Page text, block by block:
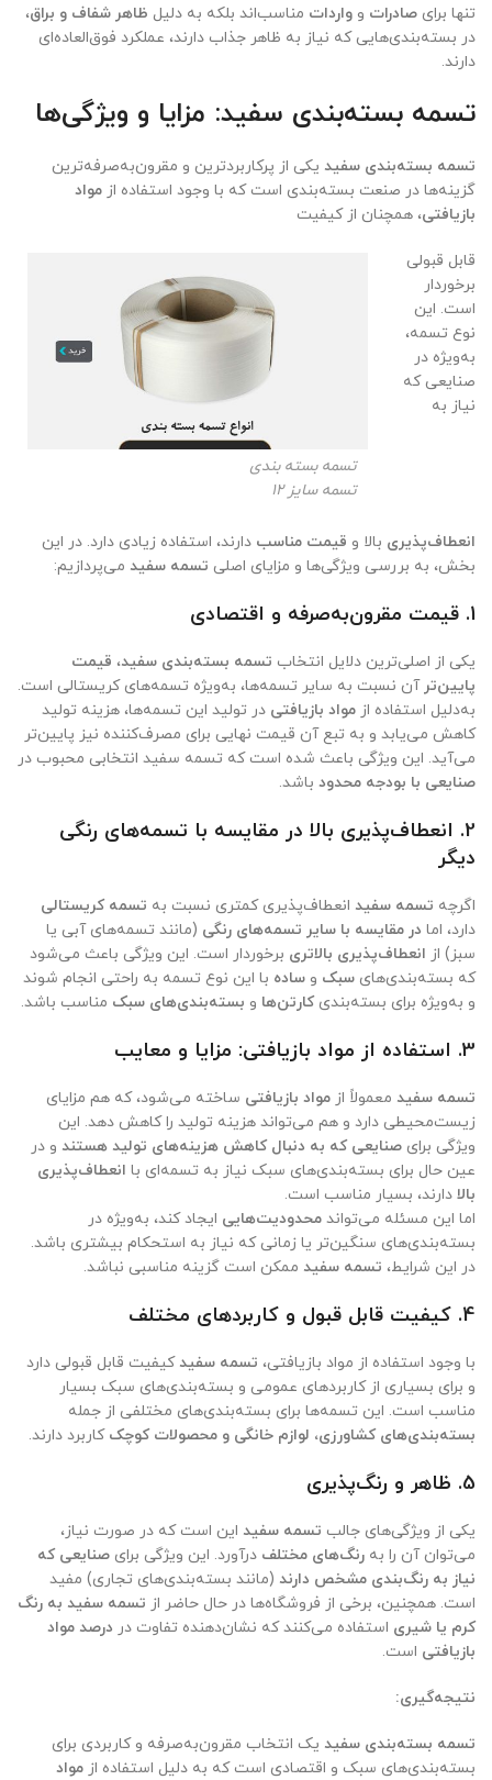
تنها برای صادرات و واردات مناسب‌اند بلکه به دلیل ظاهر شفاف و براق،
در بسته‌بندی‌هایی که نیاز به ظاهر جذاب دارند، عملکرد فوق‌العاده‌ای
دارند.
تسمه بسته‌بندی سفید: مزایا و ویژگی‌ها
تسمه بسته‌بندی سفید یکی از پرکاربردترین و مقرون‌به‌صرفه‌ترین
گزینه‌ها در صنعت بسته‌بندی است که با وجود استفاده از مواد
بازیافتی، همچنان از کیفیت
تسمه بسته بندی
تسمه سایز 12
قابل قبولی
برخوردار
است. این
نوع تسمه،
به‌ویژه در
صنایعی که
نیاز به
انعطاف‌پذیری بالا و قیمت مناسب دارند، استفاده زیادی دارد. در این
بخش، به بررسی ویژگی‌ها و مزایای اصلی تسمه سفید می‌پردازیم:
1. قیمت مقرون‌به‌صرفه و اقتصادی
یکی از اصلی‌ترین دلایل انتخاب تسمه بسته‌بندی سفید، قیمت
پایین‌تر آن نسبت به سایر تسمه‌ها، به‌ویژه تسمه‌های کریستالی است.
به‌دلیل استفاده از مواد بازیافتی در تولید این تسمه‌ها، هزینه تولید
کاهش می‌یابد و به تبع آن قیمت نهایی برای مصرف‌کننده نیز پایین‌تر
می‌آید. این ویژگی باعث شده است که تسمه سفید انتخابی محبوب در
صنایعی با بودجه محدود باشد.
2. انعطاف‌پذیری بالا در مقایسه با تسمه‌های رنگی
دیگر
اگرچه تسمه سفید انعطاف‌پذیری کمتری نسبت به تسمه کریستالی
دارد، اما در مقایسه با سایر تسمه‌های رنگی (مانند تسمه‌های آبی یا
سبز) از انعطاف‌پذیری بالاتری برخوردار است. این ویژگی باعث می‌شود
که بسته‌بندی‌های سبک و ساده با این نوع تسمه به راحتی انجام شوند
و به‌ویژه برای بسته‌بندیکارتن‌ها و بسته‌بندی‌های سبک مناسب باشد.
3. استفاده از مواد بازیافتی: مزایا و معایب
تسمه سفید معمولاً از مواد بازیافتی ساخته می‌شود، که هم مزایای
زیست‌محیطی دارد و هم می‌تواند هزینه تولید را کاهش دهد. این
ویژگی برای صنایعی که به دنبال کاهش هزینه‌های تولید هستند و در
عین حال برای بسته‌بندی‌های سبک نیاز به تسمه‌ای با انعطاف‌پذیری
بالا دارند، بسیار مناسب است.
اما این مسئله می‌تواند محدودیت‌هایی ایجاد کند، به‌ویژه در
بسته‌بندی‌های سنگین‌تر یا زمانی که نیاز به استحکام بیشتری باشد.
در این شرایط، تسمه سفید ممکن است گزینه مناسبی نباشد.
4. کیفیت قابل قبول و کاربردهای مختلف
با وجود استفاده از مواد بازیافتی، تسمه سفید کیفیت قابل قبولی دارد
و برای بسیاری از کاربردهای عمومی و بسته‌بندی‌های سبک بسیار
مناسب است. این تسمه‌ها برای بسته‌بندی‌های مختلفی از جمله
بسته‌بندی‌های کشاورزی، لوازم خانگی و محصولات کوچک کاربرد دارند.
5. ظاهر و رنگ‌پذیری
یکی از ویژگی‌های جالب تسمه سفید این است که در صورت نیاز،
می‌توان آن را به رنگ‌های مختلف درآورد. این ویژگی برای صنایعی که
نیاز به رنگ‌بندی مشخص دارند (مانند بسته‌بندی‌های تجاری) مفید
است. همچنین، برخی از فروشگاه‌ها در حال حاضر از تسمه سفید به رنگ
کرم یا شیری استفاده می‌کنند که نشان‌دهنده تفاوت در درصد مواد
بازیافتی است.
نتیجه‌گیری:
تسمه بسته‌بندی سفید یک انتخاب مقرون‌به‌صرفه و کاربردی برای
بسته‌بندی‌های سبک و اقتصادی است که به دلیل استفاده از مواد